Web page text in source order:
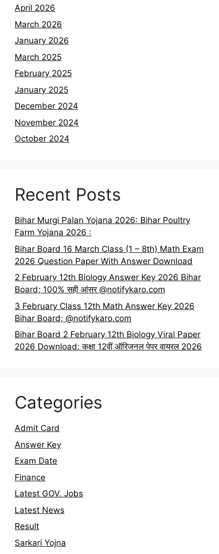
April 2026
March 2026
January 2026
March 2025
February 2025
January 2025
December 2024
November 2024
October 2024
Recent Posts
Bihar Murgi Palan Yojana 2026: Bihar Poultry
Farm Yojana 2026 :
Bihar Board 16 March Class (1 – 8th) Math Exam
2026 Question Paper With Answer Download
2 February 12th Biology Answer Key 2026 Bihar
Board; 100% सही आंसर @notifykaro.com
3 February Class 12th Math Answer Key 2026
Bihar Board; @notifykaro.com
Bihar Board 2 February 12th Biology Viral Paper
2026 Download: कक्षा 12वीं ऑरिजनल पेपर वायरल 2026
Categories
Admit Card
Answer Key
Exam Date
Finance
Latest GOV. Jobs
Latest News
Result
Sarkari Yojna